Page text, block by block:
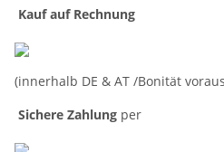
Kauf auf Rechnung
(innerhalb DE & AT /Bonität
Sichere Zahlung per